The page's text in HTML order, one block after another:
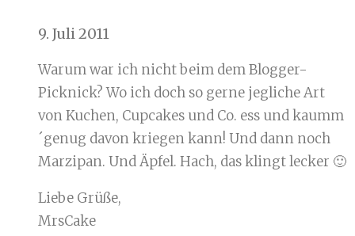
9. Juli 2011
Warum war ich nicht beim dem Blogger-
Picknick? Wo ich doch so gerne jegliche Art
von Kuchen, Cupcakes und Co. ess und kaumm
´genug davon kriegen kann! Und dann noch
Marzipan. Und Äpfel. Hach, das klingt lecker 🙂
Liebe Grüße,
MrsCake